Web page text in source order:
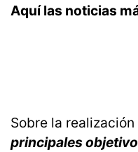
Aquí las noticias
Sobre la
principales